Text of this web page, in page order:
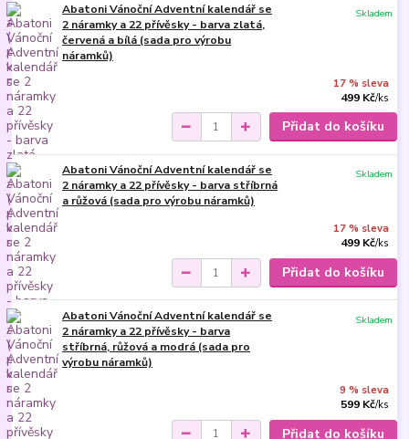
Abatoni Vánoční Adventní kalendář se
2 náramky a 22 přívěsky - barva zlatá,
červená a bílá (sada pro výrobu
náramků)
17 % sleva
499 Kč/ks
Skladem
Přidat do košíku
Abatoni Vánoční Adventní kalendář se
2 náramky a 22 přívěsky - barva stříbrná
a růžová (sada pro výrobu náramků)
17 % sleva
499 Kč/ks
Skladem
Přidat do košíku
Abatoni Vánoční Adventní kalendář se
2 náramky a 22 přívěsky - barva
stříbrná, růžová a modrá (sada pro
výrobu náramků)
9 % sleva
599 Kč/ks
Skladem
Přidat do košíku